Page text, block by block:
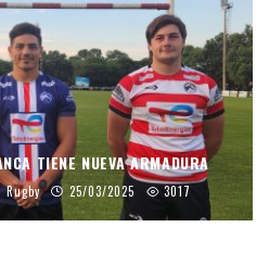
TIENE NUEVA ARMADURA
Rugby 25/03/2025 3017